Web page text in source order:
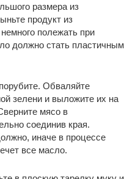
размера из
продукт из
полежать при
должно стать пластичным
Обваляйте
зелени и выложите их на
мясо в
соединив края.
иначе в процессе
все масло.